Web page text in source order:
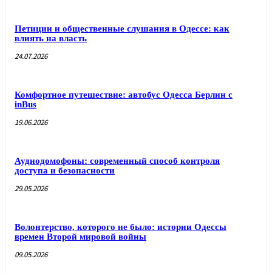
Петиции и общественные слушания в Одессе: как
влиять на власть
24.07.2026
Комфортное путешествие: автобус Одесса Берлин с
inBus
19.06.2026
Аудиодомофоны: современный способ контроля
доступа и безопасности
29.05.2026
Волонтерство, которого не было: истории Одессы
времен Второй мировой войны
09.05.2026